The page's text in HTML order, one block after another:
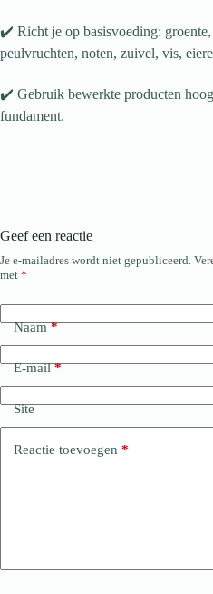
✔️ Richt je op basisvoeding:
peulvruchten, noten, zuivel, vis,
✔️ Gebruik bewerkte producten
fundament.
Geef een reactie
Je e-mailadres wordt niet gepubliceerd.
met *
Naam*
E-mail*
Site
Reactie toevoegen *